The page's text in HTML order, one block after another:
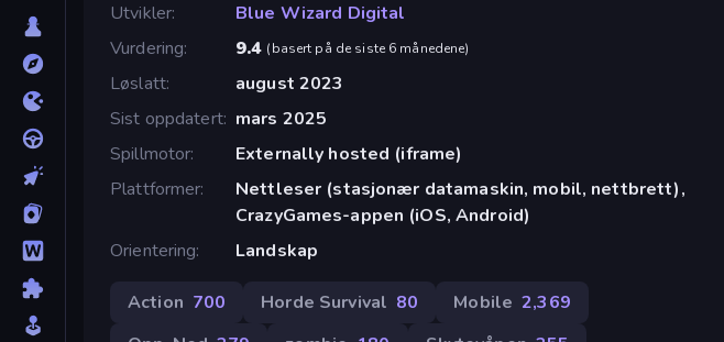
Utvikler
Blue Wizard Digital
Vurdering
9.4 (basert på de siste 6 månedene)
Løslatt
august 2023
Sist oppdatert mars 2025
Spillmotor
Externally hosted (iframe)
Plattformer
Nettleser (stasjonær datamaskin, mobil, nettbrett),
CrazyGames-appen (iOS, Android)
Orientering
Landskap
Action 700 Horde Survival 80 Mobile 2,369